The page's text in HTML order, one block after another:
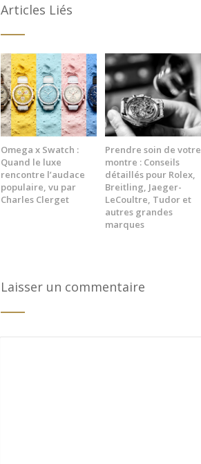
Articles Liés
Omega x Swatch :
Quand le luxe
rencontre l’audace
populaire, vu par
Charles Clerget
Prendre soin de votre
montre : Conseils
détaillés pour Rolex,
Breitling, Jaeger-
LeCoultre, Tudor et
autres grandes
marques
Laisser un commentaire